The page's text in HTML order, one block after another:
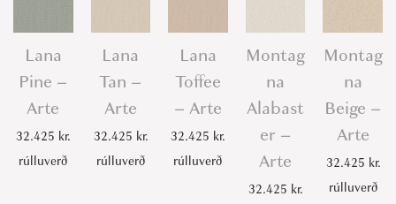
Lana
Pine –
Arte
32.425 kr.
rúlluverð
Lana
Tan –
Arte
32.425 kr.
rúlluverð
Lana
Toffee
– Arte
32.425 kr.
rúlluverð
Montag
na
Alabast
er –
Arte
32.425 kr.
Montag
na
Beige –
Arte
32.425 kr.
rúlluverð